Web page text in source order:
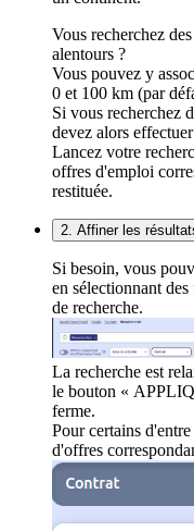
Vous recherchez
alentours ?
Vous pouvez y
0 et 100 km (par
Si vous recherchez
devez alors
Lancez votre
offres d'emploi
restituée.
2. Affiner les
Si besoin, vous
en sélectionnant
de recherche.
La recherche est
le bouton «
ferme.
Pour certains
d'offres